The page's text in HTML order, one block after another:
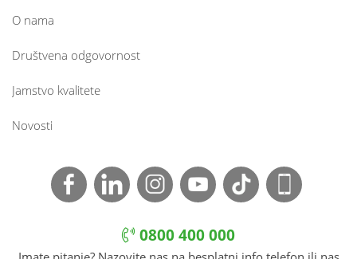
O nama
Društvena odgovornost
Jamstvo kvalitete
Novosti
0800 400 000